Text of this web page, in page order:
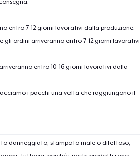
entro 7-12 giorni lavorativi dalla produzione.
gli ordini arriveranno entro 7-12 giorni lavorativi
entro 10-16 giorni lavorativi dalla
i pacchi una volta che raggiungono il
danneggiato, stampato male o difettoso,